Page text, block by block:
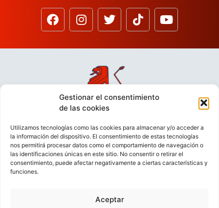
Gestionar el consentimiento
de las cookies
Utilizamos tecnologías como las cookies para almacenar y/o acceder a
la información del dispositivo. El consentimiento de estas tecnologías
nos permitirá procesar datos como el comportamiento de navegación o
las identificaciones únicas en este sitio. No consentir o retirar el
consentimiento, puede afectar negativamente a ciertas características y
funciones.
Aceptar